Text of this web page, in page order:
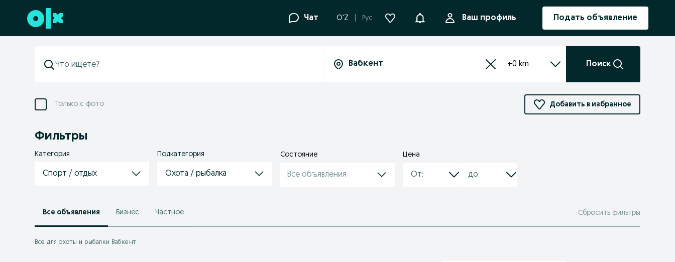
Перейти к нижнему колонтитулу Чат O'Z Рус УведомленияВаш профиль Подать объявление
+0 km Поиск
Только с фото Добавить в избранное
Фильтры
Категория
Спорт / отдых
Подкатегория
Охота / рыбалка
Состояние
Все объявления
Цена
Все объявления Бизнес Частное Сбросить фильтры
Все для охоты и рыбалки Вабкент